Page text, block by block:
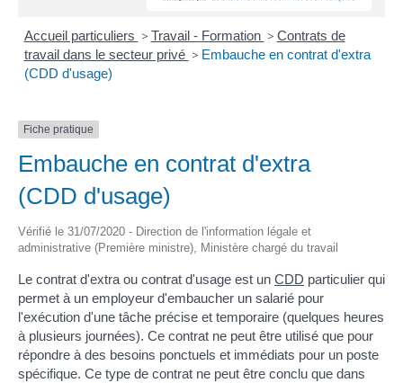
Accueil particuliers > Travail - Formation > Contrats de
travail dans le secteur privé > Embauche en contrat d'extra
(CDD d'usage)
Fiche pratique
Embauche en contrat d'extra
(CDD d'usage)
Vérifié le 31/07/2020 - Direction de l'information légale et
administrative (Première ministre), Ministère chargé du travail
Le contrat d'extra ou contrat d'usage est un CDD particulier qui
permet à un employeur d'embaucher un salarié pour
l'exécution d'une tâche précise et temporaire (quelques heures
à plusieurs journées). Ce contrat ne peut être utilisé que pour
répondre à des besoins ponctuels et immédiats pour un poste
spécifique. Ce type de contrat ne peut être conclu que dans